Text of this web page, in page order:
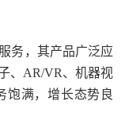
务，其产品广泛应
、AR/VR、机器视
饱满，增长态势良